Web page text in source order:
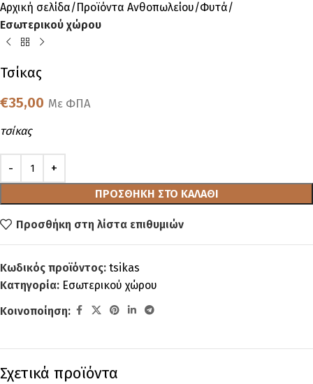
Αρχική σελίδα Προϊόντα Ανθοπωλείου Φυτά
Εσωτερικού χώρου
Τσίκας
€35,00 Με ΦΠΑ
τσίκας
ΠΡΟΣΘΉΚΗ ΣΤΟ ΚΑΛΆΘΙ
Προσθήκη στη λίστα επιθυμιών
Κωδικός προϊόντος: tsikas
Κατηγορία: Εσωτερικού χώρου
Κοινοποίηση:
Σχετικά προϊόντα